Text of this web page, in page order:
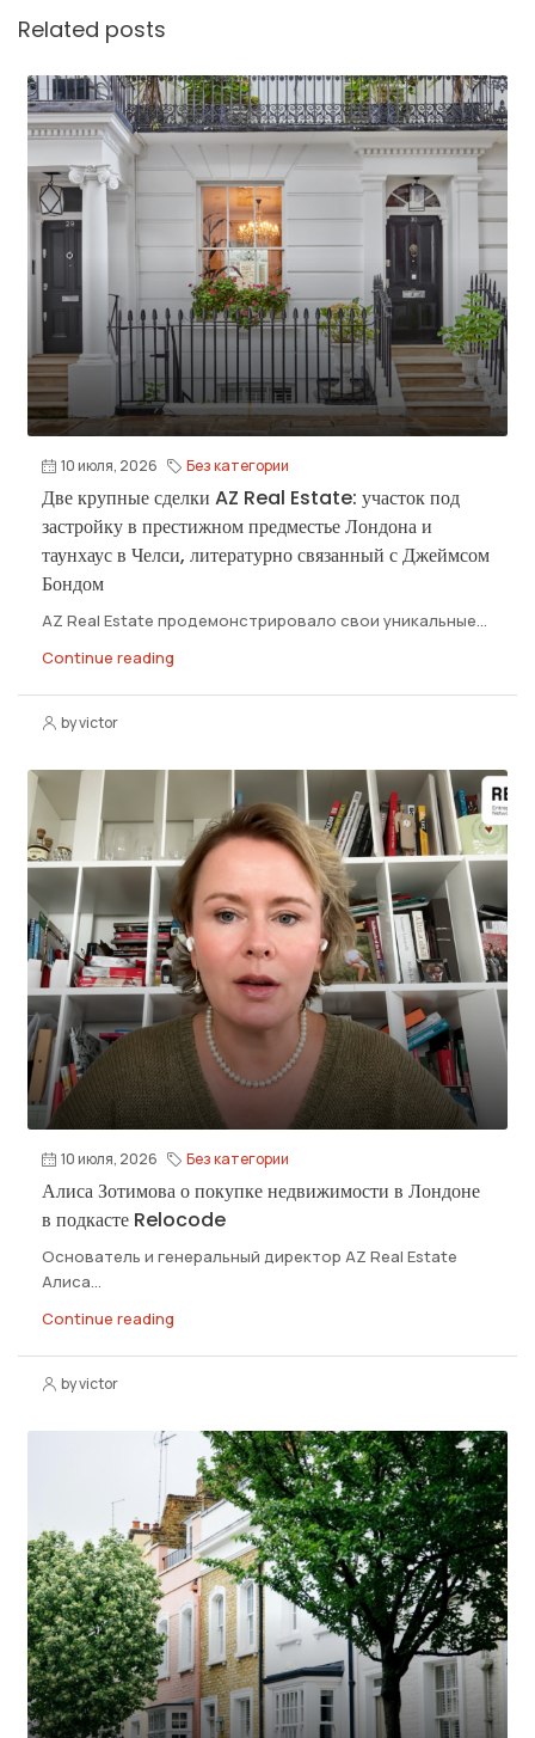
Related posts
10 июля, 2026 Без категории
Две крупные сделки AZ Real Estate: участок под
застройку в престижном предместье Лондона и
таунхаус в Челси, литературно связанный с Джеймсом
Бондом
AZ Real Estate продемонстрировало свои уникальные...
Continue reading
by victor
10 июля, 2026 Без категории
Алиса Зотимова о покупке недвижимости в Лондоне
в подкасте Relocode
Основатель и генеральный директор АZ Real Estate
Алиса...
Continue reading
by victor